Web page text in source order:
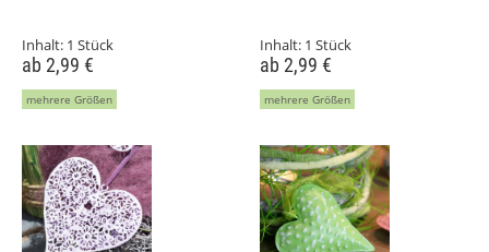
Inhalt: 1 Stück
ab 2,99 €
mehrere Größen
Inhalt: 1 Stück
ab 2,99 €
mehrere Größen